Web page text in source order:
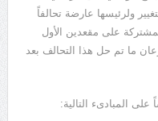
ولرئيسها عارضة تحالفاً
على مقعدين الأول
ما تم حل هذا التحالف بعد
على المبادىء التالية: